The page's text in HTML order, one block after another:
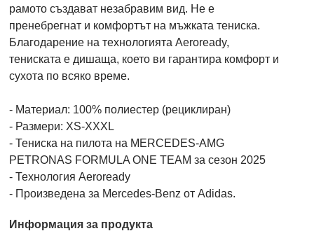
рамото създават незабравим вид. Не е
пренебрегнат и комфортът на мъжката тениска.
Благодарение на технологията Aeroready,
тениската е дишаща, което ви гарантира комфорт и
сухота по всяко време.
- Материал: 100% полиестер (рециклиран)
- Размери: XS-XXXL
- Тениска на пилота на MERCEDES-AMG
PETRONAS FORMULA ONE TEAM за сезон 2025
- Технология Aeroready
- Произведена за Mercedes-Benz от Adidas.
Информация за продукта